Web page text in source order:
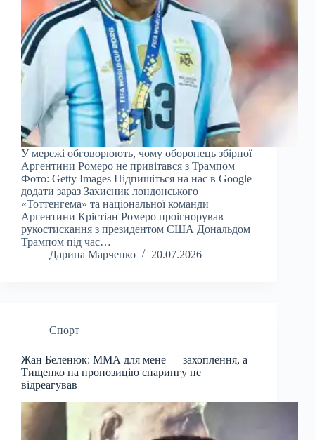
У мережі обговорюють, чому оборонець збірної
Аргентини Ромеро не привітався з Трампом
Фото: Getty Images Підпишіться на нас в Google
додати зараз Захисник лондонського
«Тоттенгема» та національної команди
Аргентини Крістіан Ромеро проігнорував
рукостискання з президентом США Дональдом
Трампом під час…
Дарина Марченко
20.07.2026
Спорт
Жан Беленюк: ММА для мене — захоплення, а
Тищенко на пропозицію спарингу не
відреагував